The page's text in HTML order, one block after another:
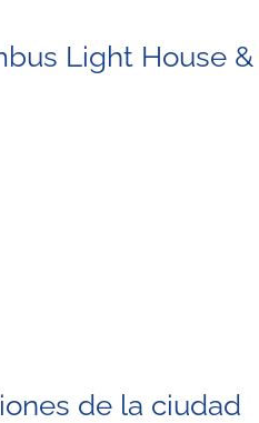
Light House
de la ciudad